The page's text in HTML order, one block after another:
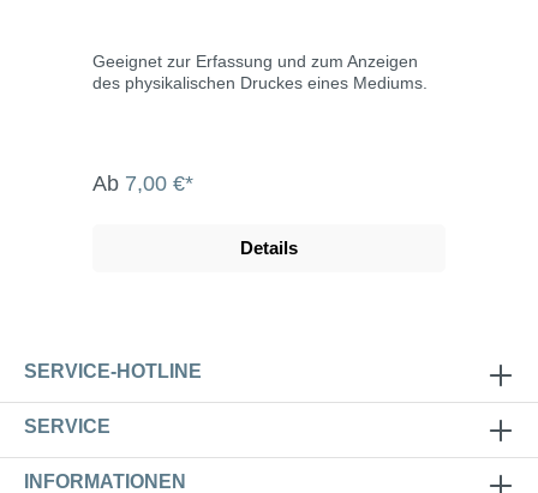
Geeignet zur Erfassung und zum Anzeigen
des physikalischen Druckes eines Mediums.
Ab 7,00 €*
Details
SERVICE-HOTLINE
SERVICE
INFORMATIONEN